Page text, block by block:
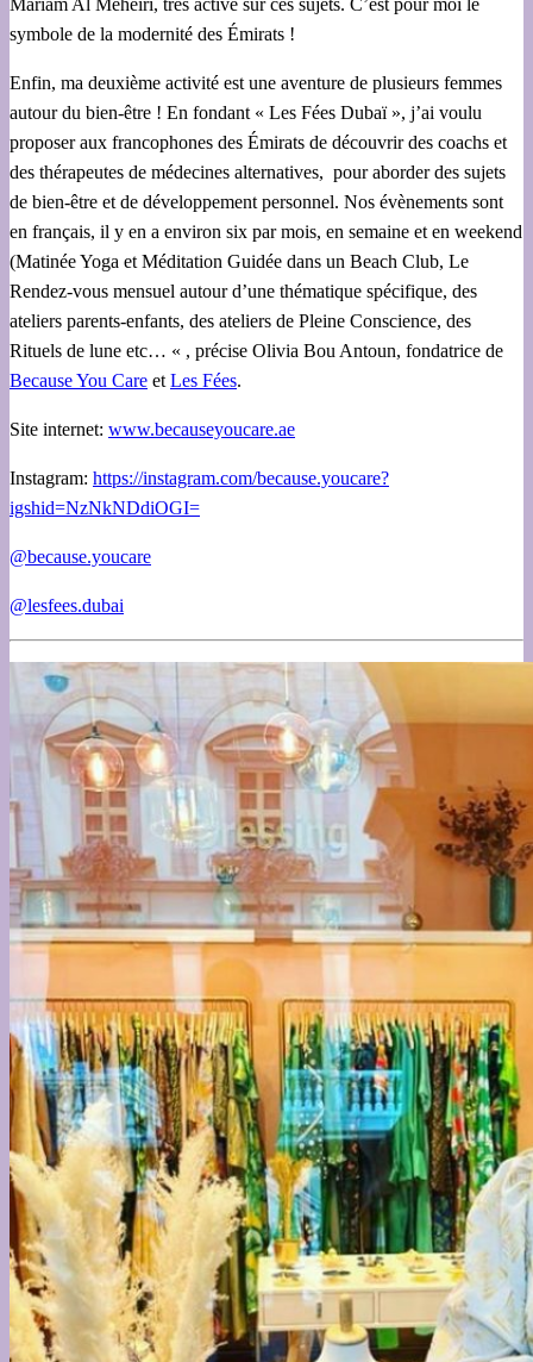
Mariam Al Meheiri, très active sur ces sujets. C’est pour moi le
symbole de la modernité des Émirats !
Enfin, ma deuxième activité est une aventure de plusieurs femmes
autour du bien-être ! En fondant « Les Fées Dubaï », j’ai voulu
proposer aux francophones des Émirats de découvrir des coachs et
des thérapeutes de médecines alternatives, pour aborder des sujets
de bien-être et de développement personnel. Nos évènements sont
en français, il y en a environ six par mois, en semaine et en weekend
(Matinée Yoga et Méditation Guidée dans un Beach Club, Le
Rendez-vous mensuel autour d’une thématique spécifique, des
ateliers parents-enfants, des ateliers de Pleine Conscience, des
Rituels de lune etc… « , précise Olivia Bou Antoun, fondatrice de
Because You Care et Les Fées.
Site internet: www.becauseyoucare.ae
Instagram: https://instagram.com/because.youcare?
igshid=NzNkNDdiOGI=
@because.youcare
@lesfees.dubai